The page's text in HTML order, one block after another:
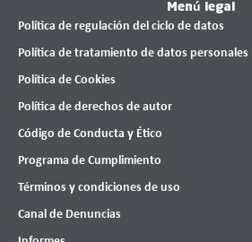
Menú legal
Política de regulación del ciclo de datos
Política de tratamiento de datos personales
Política de Cookies
Política de derechos de autor
Código de Conducta y Ético
Programa de Cumplimiento
Términos y condiciones de uso
Canal de Denuncias